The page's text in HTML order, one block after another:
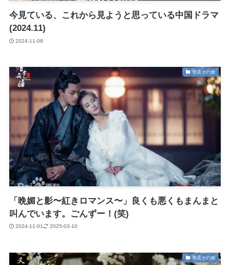
今見ている、これから見ようと思っている中国ドラマ
(2024.11)
2024-11-08
華流その他
「晩媚と影〜紅きロマンス〜」良くも悪くもまんまと
叫んでいます。ごんずー！(笑)
2024-11-01 2025-03-10
華流その他